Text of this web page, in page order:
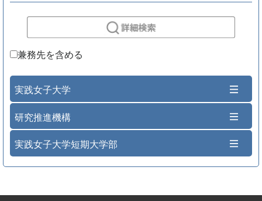
兼務先を含める
実践女子大学
研究推進機構
実践女子大学短期大学部